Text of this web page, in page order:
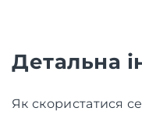
Детальна
Як скористатися